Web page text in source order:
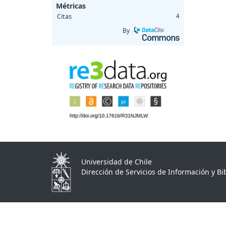
Métricas
Citas 4
By
Universidad de Chile
Dirección de Servicios de Información y